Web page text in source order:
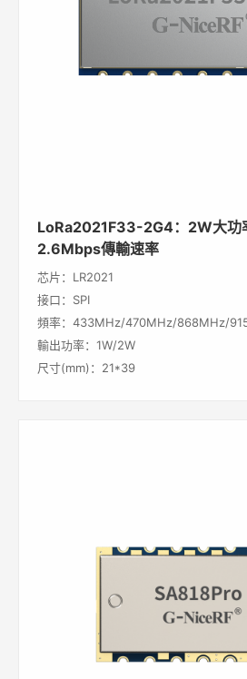
LoRa2021F33-2G4：2W大功
2.6Mbps傳輸速率
芯片：LR2021
接口：SPI
頻率：433MHz/470MHz/868MHz/
輸出功率：1W/2W
尺寸(mm)：21*39